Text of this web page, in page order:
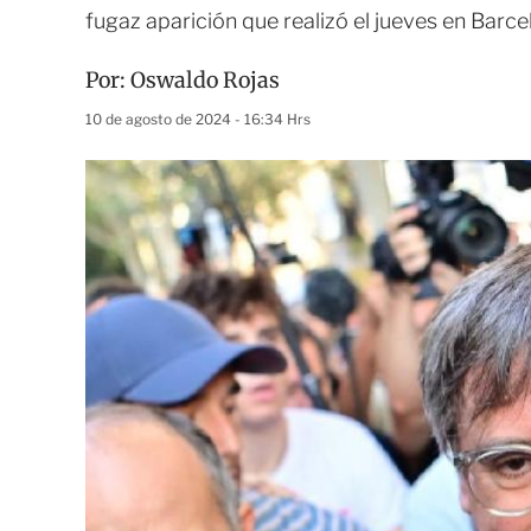
fugaz aparición que realizó el jueves en
Por: Oswaldo Rojas
10 de agosto de 2024 - 16:34 Hrs